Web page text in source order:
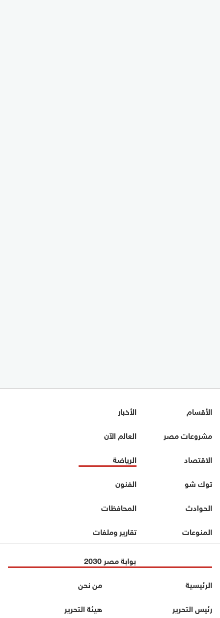
الأقسام
الأخبار
مشروعات مصر
العالم الآن
الاقتصاد
الرياضة
توك شو
الفنون
الحوادث
المحافظات
المنوعات
تقارير وملفات
بوابة مصر 2030
الرئيسية
من نحن
رئيس التحرير
هيئة التحرير